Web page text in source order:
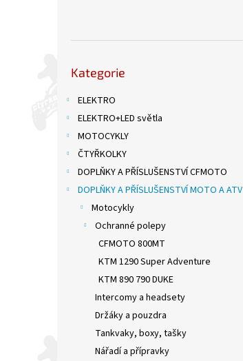
kategorie
Kategorie
ELEKTRO
ELEKTRO+LED světla
MOTOCYKLY
ČTYŘKOLKY
DOPLŇKY A PŘÍSLUŠENSTVÍ CFMOTO
DOPLŇKY A PŘÍSLUŠENSTVÍ MOTO A ATV
Motocykly
Ochranné polepy
CFMOTO 800MT
KTM 1290 Super Adventure
KTM 890 790 DUKE
Intercomy a headsety
Držáky a pouzdra
Tankvaky, boxy, tašky
Nářadí a přípravky